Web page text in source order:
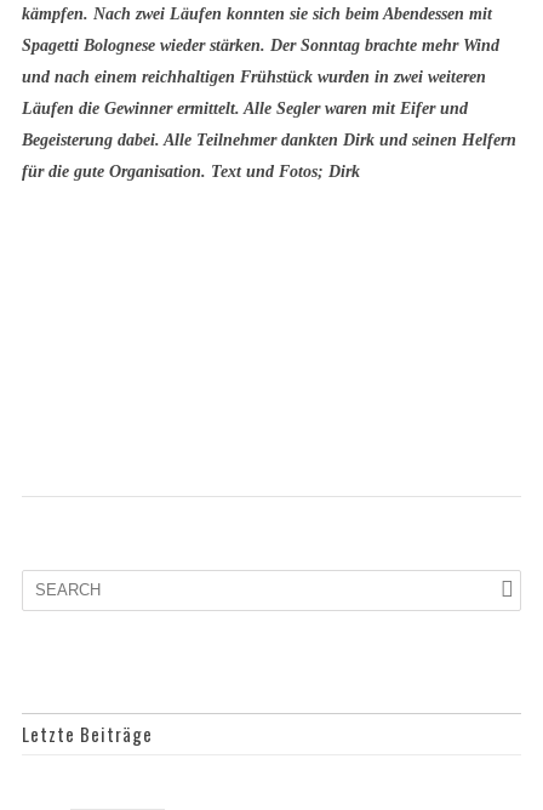
kämpfen. Nach zwei Läufen konnten sie sich beim Abendessen mit
Spagetti Bolognese wieder stärken. Der Sonntag brachte mehr Wind
und nach einem reichhaltigen Frühstück wurden in zwei weiteren
Läufen die Gewinner ermittelt. Alle Segler waren mit Eifer und
Begeisterung dabei. Alle Teilnehmer dankten Dirk und seinen Helfern
für die gute Organisation. Text und Fotos; Dirk
Letzte Beiträge